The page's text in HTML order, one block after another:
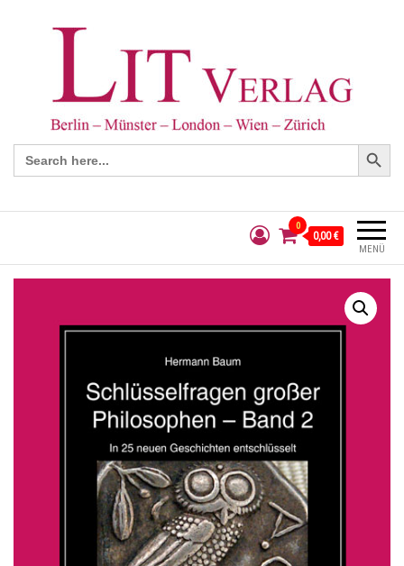
Search
for:
Search Button
MENÜ
0
0,00 €